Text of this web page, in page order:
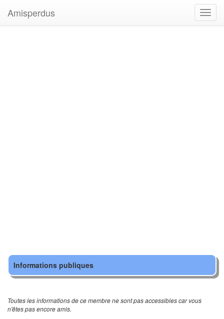
Amisperdus
Informations publiques
Toutes les informations de ce membre ne sont pas accessibles car vous
n'êtes pas encore amis.